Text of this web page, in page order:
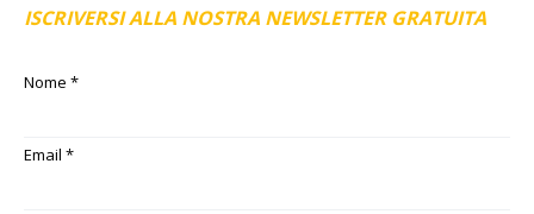
ISCRIVERSI ALLA NOSTRA NEWSLETTER GRATUITA
Nome *
Email *